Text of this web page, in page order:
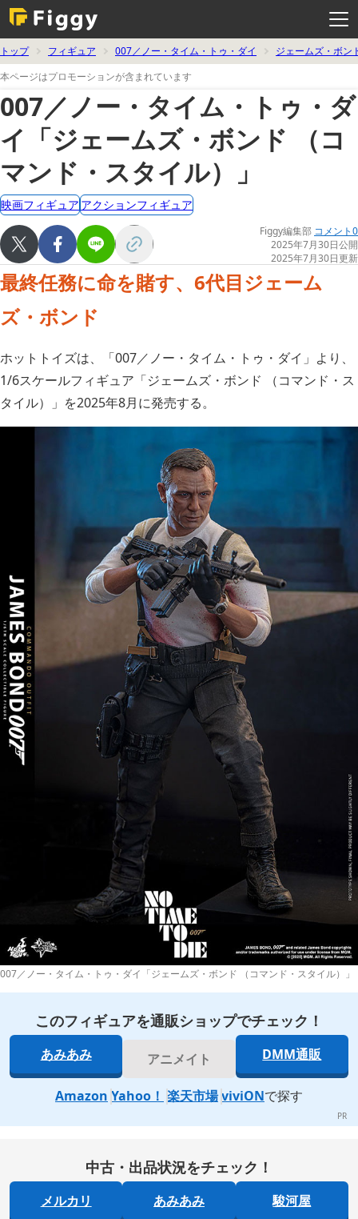
ー
を
開
く
トップ フィギュア 007／ノー・タイム・トゥ・ダイ
ジェームズ・ボン
本ページはプロモーションが含まれています
007／ノー・タイム・トゥ・ダ
イ「ジェームズ・ボンド （コ
マンド・スタイル）」
映画フィギュア アクションフィギュア
Figgy編集部 コメント0
2025年7月30日公開
2025年7月30日更新
最終任務に命を賭す、6代目ジェーム
ズ・ボンド
ホットトイズは、「007／ノー・タイム・トゥ・ダイ」より、
1/6スケールフィギュア「ジェームズ・ボンド （コマンド・ス
タイル）」を2025年8月に発売する。
007／ノー・タイム・トゥ・ダイ「ジェームズ・ボンド （コマンド・スタイル）」
このフィギュアを通販ショップでチェック！
あみあみ アニメイト DMM通販
Amazon Yahoo！ 楽天市場 viviONで探す
中古・出品状況をチェック！
メルカリ あみあみ 駿河屋